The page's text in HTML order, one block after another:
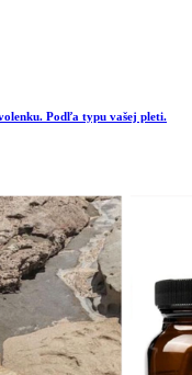
Podľa typu vašej pleti.